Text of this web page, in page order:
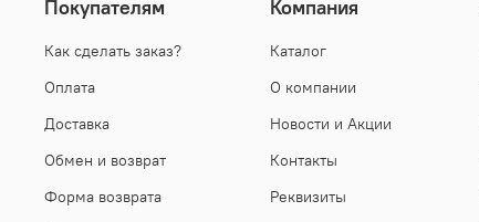
Покупателям
Как сделать заказ?
Оплата
Доставка
Обмен и возврат
Форма возврата
Компания
Каталог
О компании
Новости и Акции
Контакты
Реквизиты